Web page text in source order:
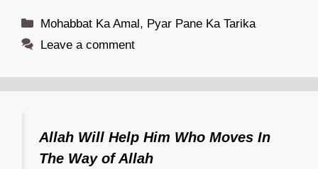
Categories
Mohabbat Ka Amal, Pyar Pane Ka Tarika
Leave a comment
Allah Will Help Him Who Moves In
The Way of Allah